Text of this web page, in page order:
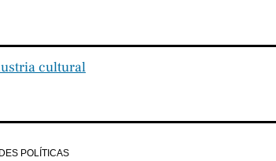
cultural
POLÍTICAS